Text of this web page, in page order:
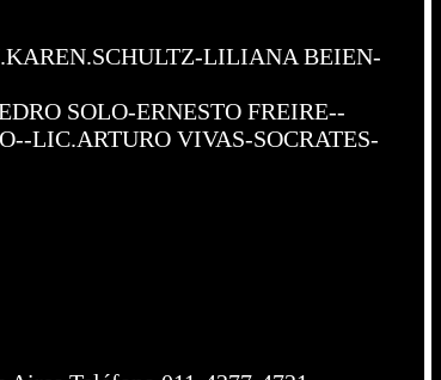
LILIANA BEIEN-
SOLO-ERNESTO FREIRE--
LIC.ARTURO VIVAS-SOCRATES-